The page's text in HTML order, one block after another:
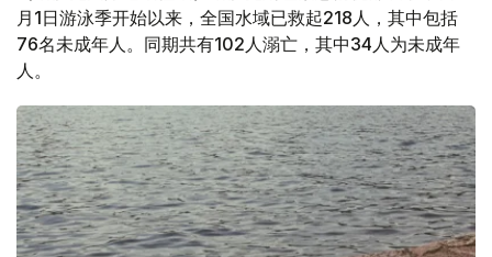
月1日游泳季开始以来，全国水域已救起218人，其中包括
76名未成年人。同期共有102人溺亡，其中34人为未成年
人。